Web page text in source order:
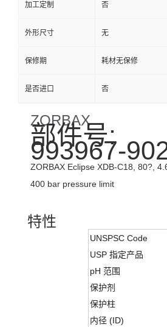
加工定制 否
外形尺寸 无
保修期 耗材无保修
是否进口 否
ZORBAX
部件号:
993967-
ZORBAX Eclipse XDB-C18, 80?,
400 bar pressure limit
特性
UNSPSC Code
USP 指定产品
pH 范围
保护剂
保护柱
内径 (ID)